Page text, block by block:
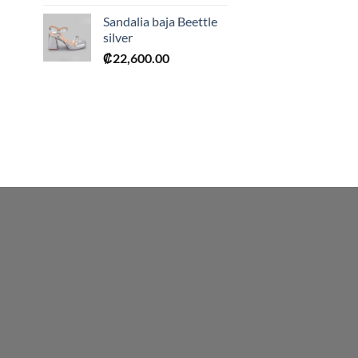
Sandalia baja Beettle
silver
₡22,600.00